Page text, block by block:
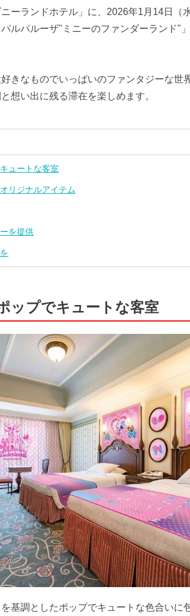
ーランドホテル」に、2026年1月14日（
パルパルーザ"ミニーのファンダーランド"
きなものでいっぱいのファンタジーな世
想い出に残る滞在を楽しめます。
ュートな客室
リジナルアイテム
を提供
ップでキュートな客室
基調としたポップでキュートな色合いに